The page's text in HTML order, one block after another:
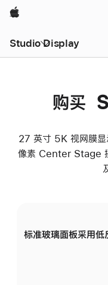
Apple
Studio Display
购买
27 英寸 5K 视网膜显
像素 Center Stage 摄
标准玻璃面板采用低